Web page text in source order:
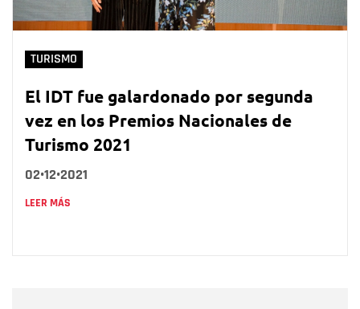
TURISMO
El IDT fue galardonado por segunda
vez en los Premios Nacionales de
Turismo 2021
02•12•2021
LEER MÁS